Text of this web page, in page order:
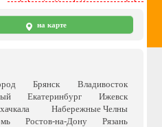
на карте
Брянск
Владивосток
Екатеринбург
Ижевск
Набережные Челны
Ростов-на-Дону
Рязань